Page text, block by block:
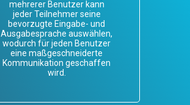
mehrerer Benutzer kann
jeder Teilnehmer seine
bevorzugte Eingabe- und
Ausgabesprache auswählen,
wodurch für jeden Benutzer
eine maßgeschneiderte
Kommunikation geschaffen
wird.